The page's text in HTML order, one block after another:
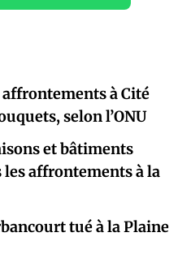
à Cité
selon l’ONU
et bâtiments
affrontements à la
tué à la Plaine